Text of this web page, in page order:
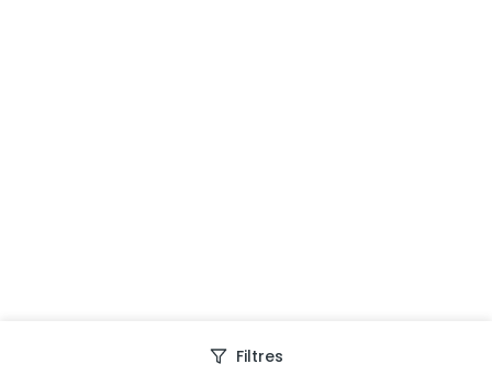
Filtres